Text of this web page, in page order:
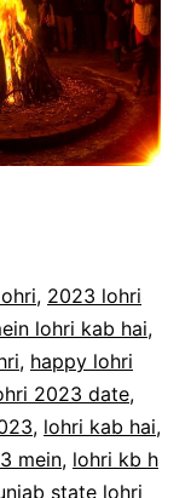
, 2023 lohri
lohri kab hai,
, happy lohri
2023 date,
, lohri kab hai,
mein, lohri kb h
state lohri